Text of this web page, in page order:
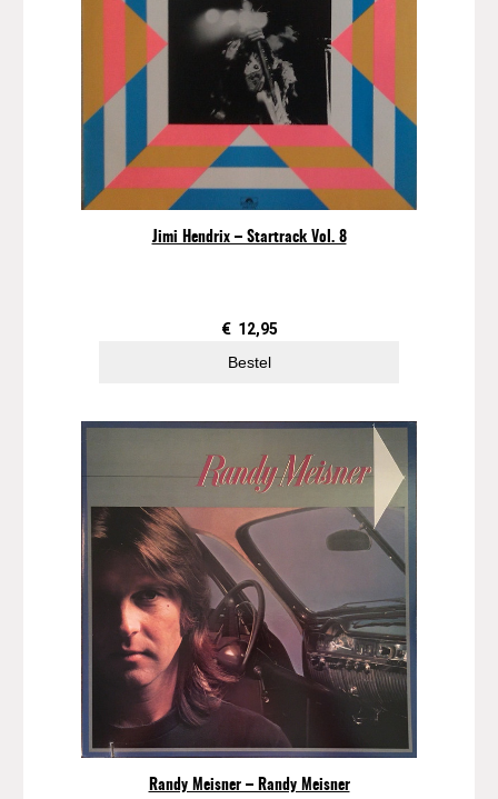
Jimi Hendrix – Startrack Vol. 8
€ 12,95
Bestel
Randy Meisner – Randy Meisner